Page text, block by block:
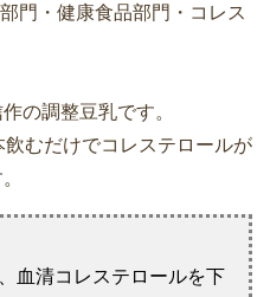
門・健康食品部門・コレス
の調整豆乳です。
飲むだけでコレステロールが
血清コレステロールを下